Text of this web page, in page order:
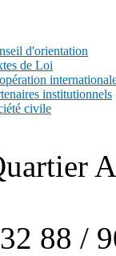
d'orientation
de Loi
institutionnels
civile
88 /